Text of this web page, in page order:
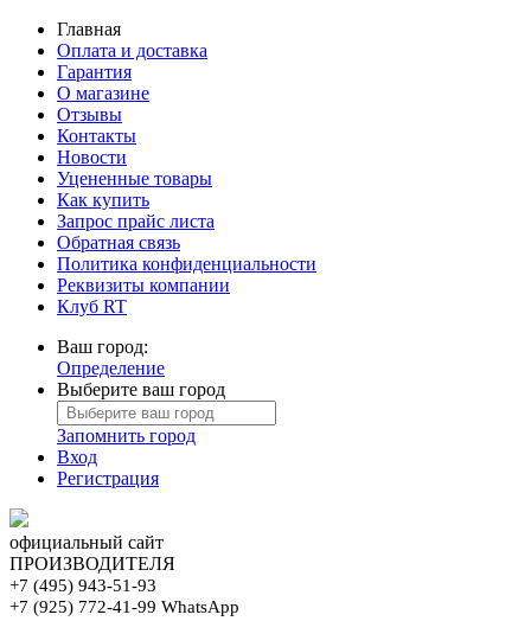
Главная
Оплата и доставка
Гарантия
О магазине
Отзывы
Контакты
Новости
Уцененные товары
Как купить
Запрос прайс листа
Обратная связь
Политика конфиденциальности
Реквизиты компании
Клуб RT
Ваш город:
Определение
Выберите ваш город
Запомнить город
Вход
Регистрация
официальный сайт
ПРОИЗВОДИТЕЛЯ
+7 (495) 943-51-93
+7 (925) 772-41-99 WhatsApp